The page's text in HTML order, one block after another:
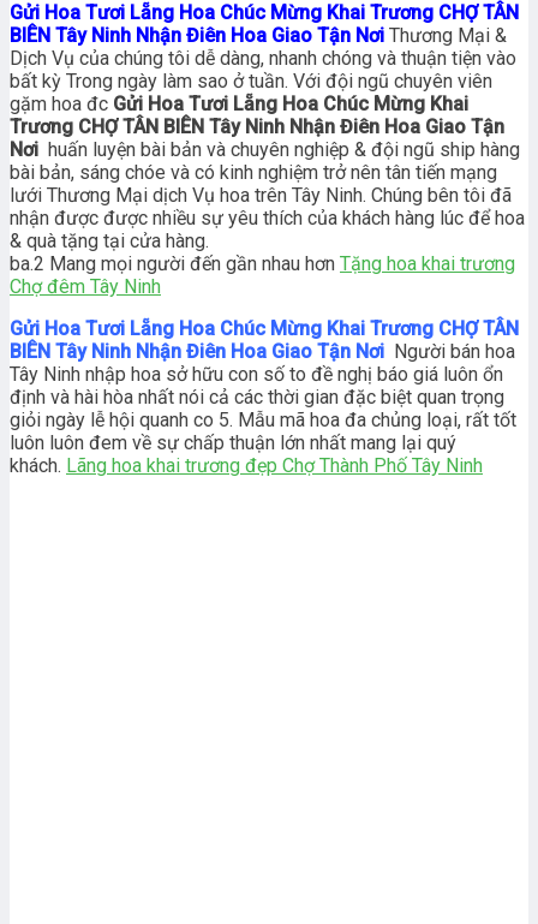
Gửi Hoa Tươi Lẵng Hoa Chúc Mừng Khai Trương CHỢ TÂN
BIÊN Tây Ninh Nhận Điên Hoa Giao Tận Nơi Thương Mại &
Dịch Vụ của chúng tôi dễ dàng, nhanh chóng và thuận tiện vào
bất kỳ Trong ngày làm sao ở tuần. Với đội ngũ chuyên viên
gặm hoa đc Gửi Hoa Tươi Lẵng Hoa Chúc Mừng Khai
Trương CHỢ TÂN BIÊN Tây Ninh Nhận Điên Hoa Giao Tận
Nơi huấn luyện bài bản và chuyên nghiệp & đội ngũ ship hàng
bài bản, sáng chóe và có kinh nghiệm trở nên tân tiến mạng
lưới Thương Mại dịch Vụ hoa trên Tây Ninh. Chúng bên tôi đã
nhận được được nhiều sự yêu thích của khách hàng lúc để hoa
& quà tặng tại cửa hàng.
ba.2 Mang mọi người đến gần nhau hơn Tặng hoa khai trương
Chợ đêm Tây Ninh
Gửi Hoa Tươi Lẵng Hoa Chúc Mừng Khai Trương CHỢ TÂN
BIÊN Tây Ninh Nhận Điên Hoa Giao Tận Nơi Người bán hoa
Tây Ninh nhập hoa sở hữu con số to đề nghị báo giá luôn ổn
định và hài hòa nhất nói cả các thời gian đặc biệt quan trọng
giỏi ngày lễ hội quanh co 5. Mẫu mã hoa đa chủng loại, rất tốt
luôn luôn đem về sự chấp thuận lớn nhất mang lại quý
khách. Lãng hoa khai trương đẹp Chợ Thành Phố Tây Ninh